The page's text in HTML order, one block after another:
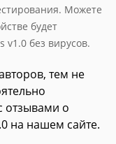
Можете
будет
v1.0 без вирусов.
тем не
отзывами о
на нашем сайте.